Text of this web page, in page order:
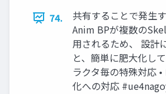
74.
共有することで発生
Anim BPが複数の
用されるため、 設計
と、簡単に肥大化し
ラクタ毎の特殊対応
化への対応